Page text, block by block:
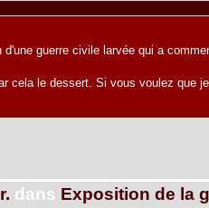
guerre civile larvée qui a
cela le dessert. Si vous voulez que
dans Exposition de la